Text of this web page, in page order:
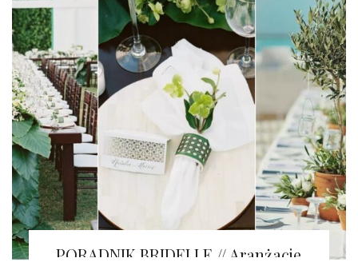
PORADNIK BRIDELLE // Aranżacje